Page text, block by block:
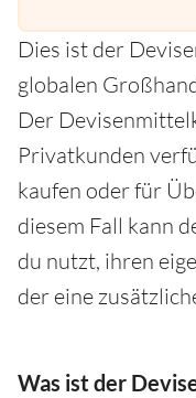
Dies ist der
globalen
Der
Privatkunden
kaufen oder für
diesem Fall kann
du nutzt, ihren
der eine
Was ist der